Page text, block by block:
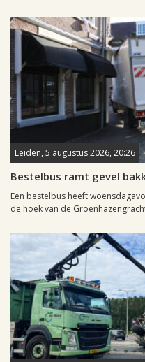
Leiden, 5 augustus 2026, 20:26
Bestelbus ramt gevel
Een bestelbus heeft
de hoek van de